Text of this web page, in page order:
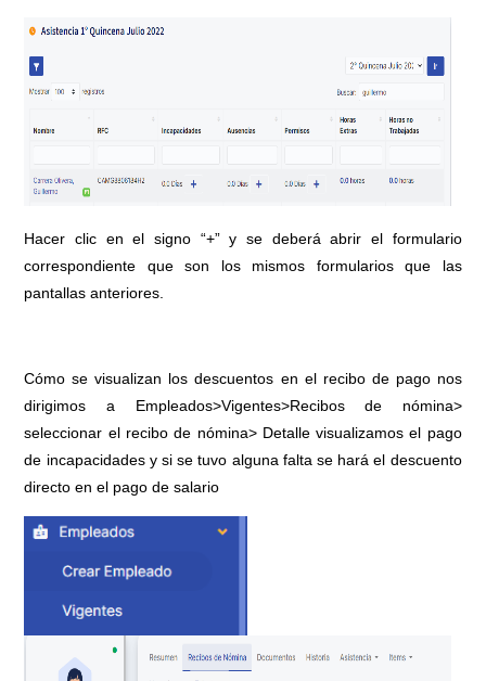
Hacer clic en el signo “+” y se deberá abrir el formulario
correspondiente que son los mismos formularios que las
pantallas anteriores.
Cómo se visualizan los descuentos en el recibo de pago nos
dirigimos a Empleados>Vigentes>Recibos de nómina>
seleccionar el recibo de nómina> Detalle visualizamos el pago
de incapacidades y si se tuvo alguna falta se hará el descuento
directo en el pago de salario